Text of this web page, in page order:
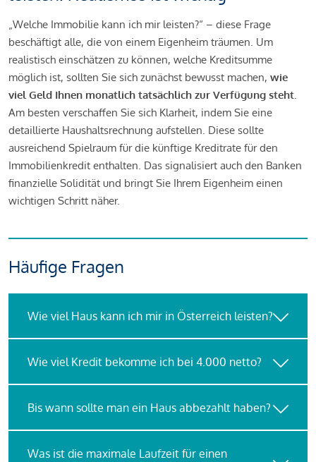
„Welche Immobilie kann ich mir leisten?“ – diese Frage
beschäftigt alle, die von einem Eigenheim träumen. Um
realistisch einschätzen zu können, welche Kreditsumme
möglich ist, sollten Sie sich zunächst bewusst machen, wie
viel Geld Ihnen monatlich tatsächlich zur Verfügung steht.
Am besten verschaffen Sie sich Klarheit, indem Sie eine
detaillierte Haushaltsrechnung aufstellen. Diese sollte
ausreichend Spielraum für die künftige Kreditrate für den
Immobilienkredit enthalten. Das signalisiert auch den Banken
finanzielle Solidität und bringt Sie Ihrem Eigenheim einen
wichtigen Schritt näher.
Häufige Fragen
Wie viel Haus kann ich mir in Österreich leisten?
Wie viel Kredit bekomme ich bei 4.000 netto?
Bis wann sollte man ein Haus abbezahlt haben?
Was ist die maximale Laufzeit für einen